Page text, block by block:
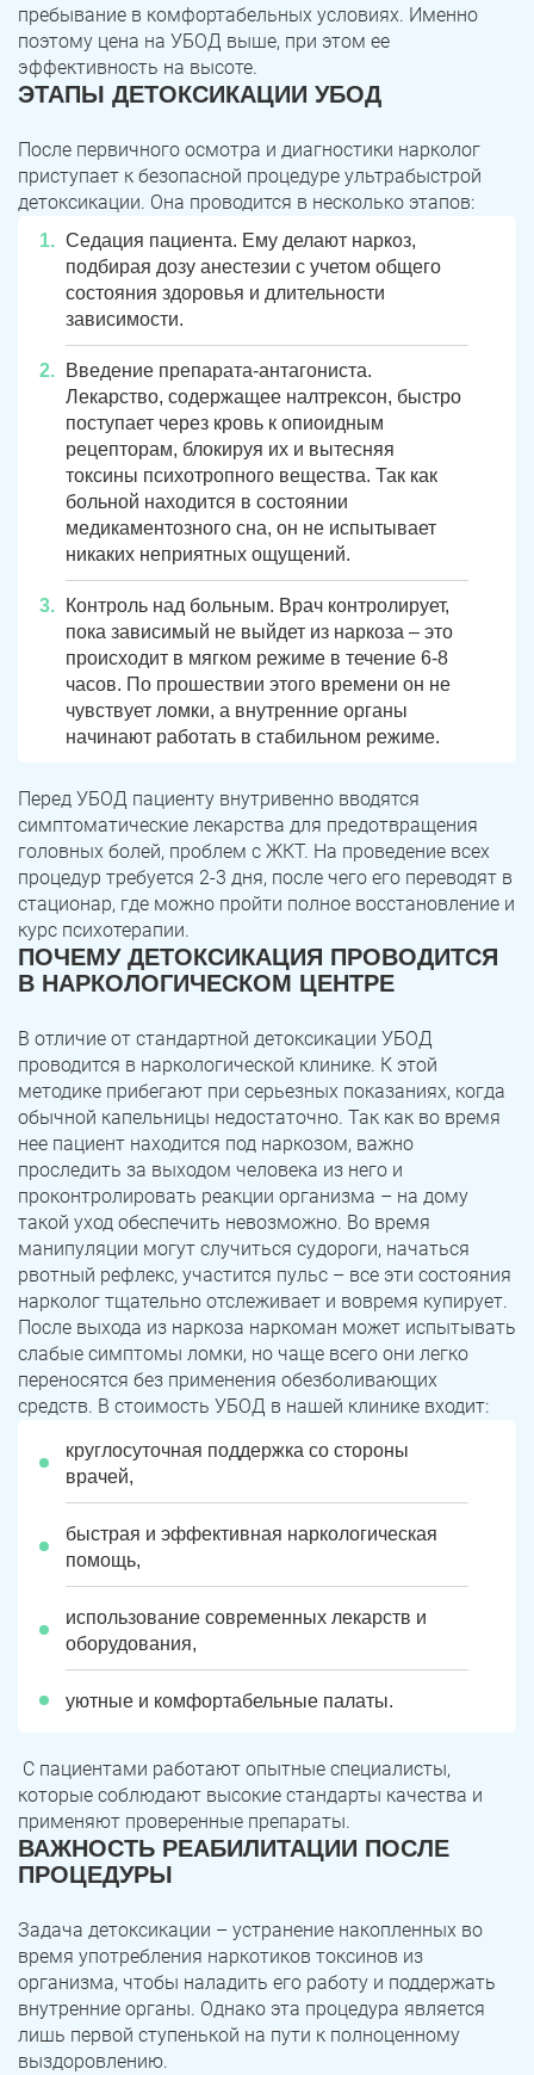
пребывание в комфортабельных условиях. Именно
поэтому цена на УБОД выше, при этом ее
эффективность на высоте.
ЭТАПЫ ДЕТОКСИКАЦИИ УБОД
После первичного осмотра и диагностики нарколог
приступает к безопасной процедуре ультрабыстрой
детоксикации. Она проводится в несколько этапов:
Седация пациента. Ему делают наркоз,
подбирая дозу анестезии с учетом общего
состояния здоровья и длительности
зависимости.
Введение препарата-антагониста.
Лекарство, содержащее налтрексон, быстро
поступает через кровь к опиоидным
рецепторам, блокируя их и вытесняя
токсины психотропного вещества. Так как
больной находится в состоянии
медикаментозного сна, он не испытывает
никаких неприятных ощущений.
Контроль над больным. Врач контролирует,
пока зависимый не выйдет из наркоза – это
происходит в мягком режиме в течение 6-8
часов. По прошествии этого времени он не
чувствует ломки, а внутренние органы
начинают работать в стабильном режиме.
Перед УБОД пациенту внутривенно вводятся
симптоматические лекарства для предотвращения
головных болей, проблем с ЖКТ. На проведение всех
процедур требуется 2-3 дня, после чего его переводят в
стационар, где можно пройти полное восстановление и
курс психотерапии.
ПОЧЕМУ ДЕТОКСИКАЦИЯ ПРОВОДИТСЯ
В НАРКОЛОГИЧЕСКОМ ЦЕНТРЕ
В отличие от стандартной детоксикации УБОД
проводится в наркологической клинике. К этой
методике прибегают при серьезных показаниях, когда
обычной капельницы недостаточно. Так как во время
нее пациент находится под наркозом, важно
проследить за выходом человека из него и
проконтролировать реакции организма – на дому
такой уход обеспечить невозможно. Во время
манипуляции могут случиться судороги, начаться
рвотный рефлекс, участится пульс – все эти состояния
нарколог тщательно отслеживает и вовремя купирует.
После выхода из наркоза наркоман может испытывать
слабые симптомы ломки, но чаще всего они легко
переносятся без применения обезболивающих
средств. В стоимость УБОД в нашей клинике входит:
круглосуточная поддержка со стороны
врачей,
быстрая и эффективная наркологическая
помощь,
использование современных лекарств и
оборудования,
уютные и комфортабельные палаты.
С пациентами работают опытные специалисты,
которые соблюдают высокие стандарты качества и
применяют проверенные препараты.
ВАЖНОСТЬ РЕАБИЛИТАЦИИ ПОСЛЕ
ПРОЦЕДУРЫ
Задача детоксикации – устранение накопленных во
время употребления наркотиков токсинов из
организма, чтобы наладить его работу и поддержать
внутренние органы. Однако эта процедура является
лишь первой ступенькой на пути к полноценному
выздоровлению.
Записаться
Я ознакомлен и принимаюусловия работы сайта
Задать вопрос
Я ознакомлен и принимаю
Записаться
Я ознакомлен и принимаюусловия работы сайта
Юрюзань Верхнеуральск
Локомотивный Миньяр
Зауральский Межозерный
Катав-Ивановск Куса
Пласт Бакал
Усть-Катав Верхний Уфалей
Еманжелинск
Аша Трехгорный
Коркино Кыштым
Южноуральск Сатка
Чебаркуль Снежинск
Троицк Озерск
Копейск Миасс
Златоуст Магнитогорск
Записаться
Я ознакомлен и принимаюусловия работы сайта